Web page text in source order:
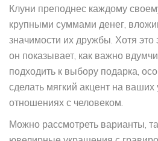
Клуни преподнес каждому
крупными суммами денег,
значимости их дружбы. Хотя это
он показывает, как важно
подходить к выбору подарка,
сделать мягкий акцент на
отношениях с человеком.
Можно рассмотреть варианты,